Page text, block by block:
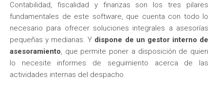
Contabilidad, fiscalidad y finanzas son los tres pilares
fundamentales de este software, que cuenta con todo lo
necesario para ofrecer soluciones integrales a asesorías
pequeñas y medianas. Y dispone de un gestor interno de
asesoramiento, que permite poner a disposición de quien
lo necesite informes de seguimiento acerca de las
actividades internas del despacho.